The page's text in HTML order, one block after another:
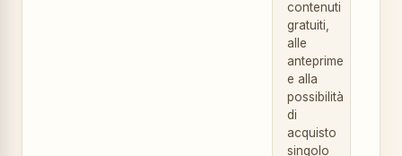
contenuti
gratuiti,
alle
anteprime
e alla
possibilità
di
acquisto
singolo